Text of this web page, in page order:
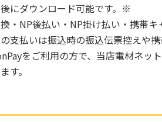
後にダウンロード可能です。※
払い・NP掛け払い・携帯キャ
は振込時の振込伝票控えや携帯
利用の方で、当店電材ネット
す。